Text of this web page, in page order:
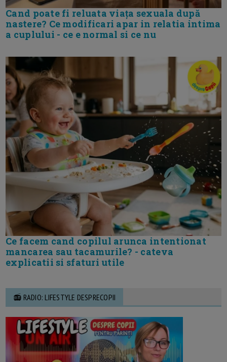
Cand poate fi reluata viața sexuala după
nastere? Ce modificari apar in relatia intima
a cuplului - ce e normal si ce nu
Ce facem cand copilul arunca intentionat
mancarea sau tacamurile? - cateva
explicatii si sfaturi utile
📻 RADIO: LIFESTYLE DESPRECOPII